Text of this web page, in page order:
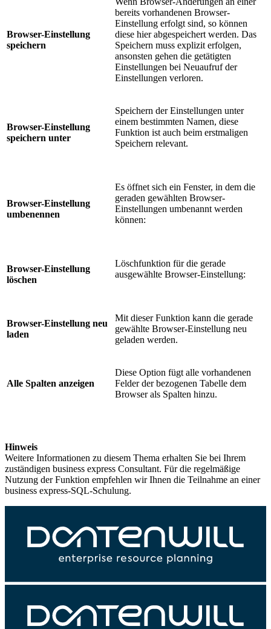
Browser-Einstellung
speichern
bereits vorhandenen Browser-
Einstellung erfolgt sind, so können
diese hier abgespeichert werden. Das
Speichern muss explizit erfolgen,
ansonsten gehen die getätigten
Einstellungen bei Neuaufruf der
Einstellungen verloren.
Browser-Einstellung
speichern unter
Speichern der Einstellungen unter
einem bestimmten Namen, diese
Funktion ist auch beim erstmaligen
Speichern relevant.
Browser-Einstellung
umbenennen
Es öffnet sich ein Fenster, in dem die
geraden gewählten Browser-
Einstellungen umbenannt werden
können:
Browser-Einstellung
löschen
Löschfunktion für die gerade
ausgewählte Browser-Einstellung:
Browser-Einstellung neu
laden
Mit dieser Funktion kann die gerade
gewählte Browser-Einstellung neu
geladen werden.
Alle Spalten anzeigen
Diese Option fügt alle vorhandenen
Felder der bezogenen Tabelle dem
Browser als Spalten hinzu.
Hinweis
Weitere Informationen zu diesem Thema erhalten Sie bei Ihrem
zuständigen business express Consultant. Für die regelmäßige
Nutzung der Funktion empfehlen wir Ihnen die Teilnahme an einer
business express-SQL-Schulung.